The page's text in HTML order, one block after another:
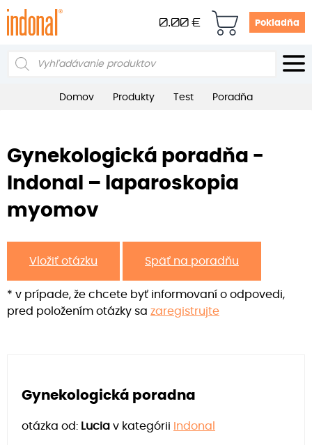
0.00 € Pokladňa
Products
Domov Produkty Test Poradňa
Gynekologická poradňa -
Indonal – laparoskopia
myomov
Vložiť otázku Späť na poradňu
* v prípade, že chcete byť informovaní o odpovedi,
pred položením otázky sa zaregistrujte
Gynekologická poradna
otázka od: Lucia v kategórii Indonal